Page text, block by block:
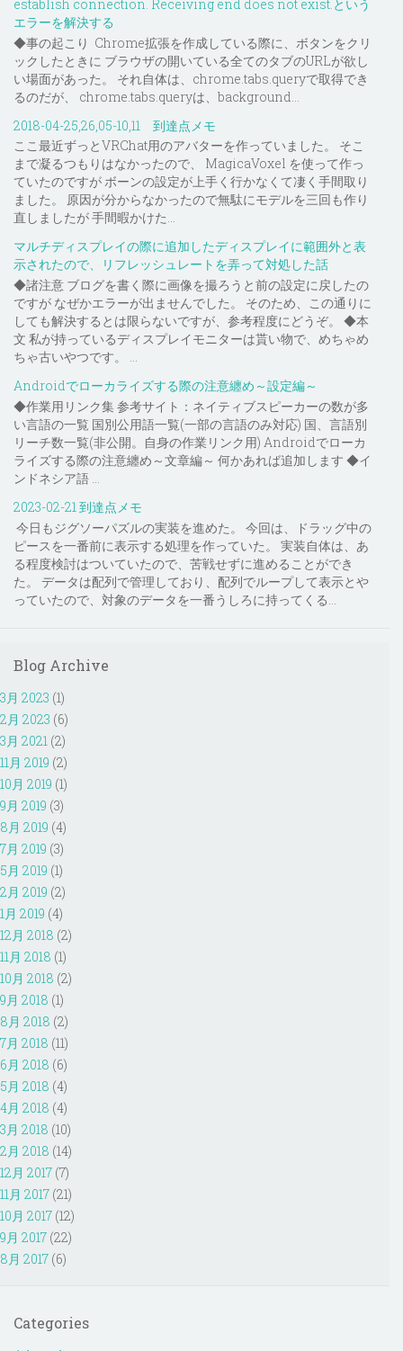
establish connection. Receiving end does not exist.という
エラーを解決する
◆事の起こり Chrome拡張を作成している際に、ボタンをクリ
ックしたときに ブラウザの開いている全てのタブのURLが欲し
い場面があった。 それ自体は、chrome.tabs.queryで取得でき
るのだが、 chrome.tabs.queryは、background...
2018-04-25,26,05-10,11 到達点メモ
ここ最近ずっとVRChat用のアバターを作っていました。 そこ
まで凝るつもりはなかったので、 MagicaVoxel を使って作っ
ていたのですが ボーンの設定が上手く行かなくて凄く手間取り
ました。 原因が分からなかったので無駄にモデルを三回も作り
直しましたが 手間暇かけた...
マルチディスプレイの際に追加したディスプレイに範囲外と表
示されたので、リフレッシュレートを弄って対処した話
◆諸注意 ブログを書く際に画像を撮ろうと前の設定に戻したの
ですが なぜかエラーが出ませんでした。 そのため、この通りに
しても解決するとは限らないですが、参考程度にどうぞ。 ◆本
文 私が持っているディスプレイモニターは貰い物で、めちゃめ
ちゃ古いやつです。 ...
Androidでローカライズする際の注意纏め～設定編～
◆作業用リンク集 参考サイト：ネイティブスピーカーの数が多
い言語の一覧 国別公用語一覧(一部の言語のみ対応) 国、言語別
リーチ数一覧(非公開。自身の作業リンク用) Androidでローカ
ライズする際の注意纏め～文章編～ 何かあれば追加します ◆イ
ンドネシア語 ...
2023-02-21 到達点メモ
今日もジグソーパズルの実装を進めた。 今回は、ドラッグ中の
ピースを一番前に表示する処理を作っていた。 実装自体は、あ
る程度検討はついていたので、苦戦せずに進めることができ
た。 データは配列で管理しており、配列でループして表示とや
っていたので、対象のデータを一番うしろに持ってくる...
Blog Archive
3月 2023 (1)
2月 2023 (6)
3月 2021 (2)
11月 2019 (2)
10月 2019 (1)
9月 2019 (3)
8月 2019 (4)
7月 2019 (3)
5月 2019 (1)
2月 2019 (2)
1月 2019 (4)
12月 2018 (2)
11月 2018 (1)
10月 2018 (2)
9月 2018 (1)
8月 2018 (2)
7月 2018 (11)
6月 2018 (6)
5月 2018 (4)
4月 2018 (4)
3月 2018 (10)
2月 2018 (14)
12月 2017 (7)
11月 2017 (21)
10月 2017 (12)
9月 2017 (22)
8月 2017 (6)
Categories